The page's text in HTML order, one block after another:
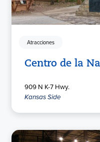
Atracciones
Centro de la
909 N K-7 Hwy.
Kansas Side